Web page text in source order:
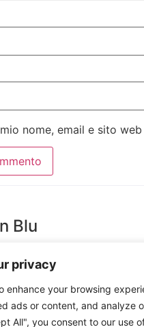
privacy
enhance your browsing
ads or content, and analyze
All", you consent to our use
nome, email e sito
Blu
Laboratorio Creativo,
e la creatività di giovani
nella Produzione e
e nella realizzazione